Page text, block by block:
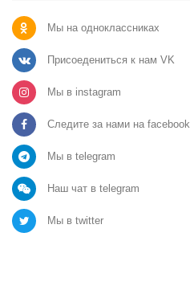
Мы на одноклассниках
Присоедениться к нам VK
Мы в instagram
Следите за нами на facebook
Мы в telegram
Наш чат в telegram
Мы в twitter